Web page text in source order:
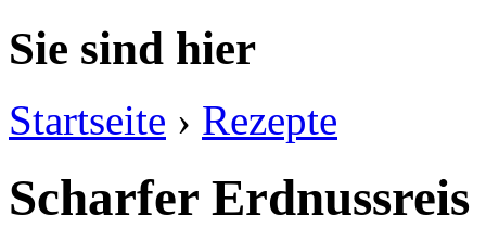
Sie sind hier
Startseite › Rezepte
Scharfer Erdnussreis